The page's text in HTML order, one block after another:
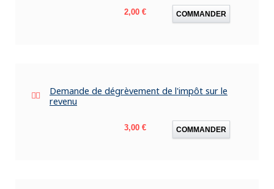
Prix
2,00 € COMMANDER
Demande de dégrèvement de l'impôt sur le
revenu
Prix
3,00 € COMMANDER